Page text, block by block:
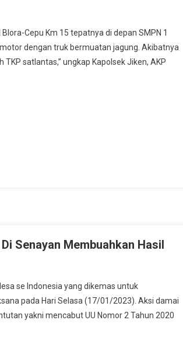
Cepu Km 15 tepatnya di depan SMPN 1
dengan truk bermuatan jagung. Akibatnya
satlantas,” ungkap Kapolsek Jiken, AKP
Senayan Membuahkan Hasil
se Indonesia yang dikemas untuk
pada Hari Selasa (17/01/2023). Aksi damai
yakni mencabut UU Nomor 2 Tahun 2020